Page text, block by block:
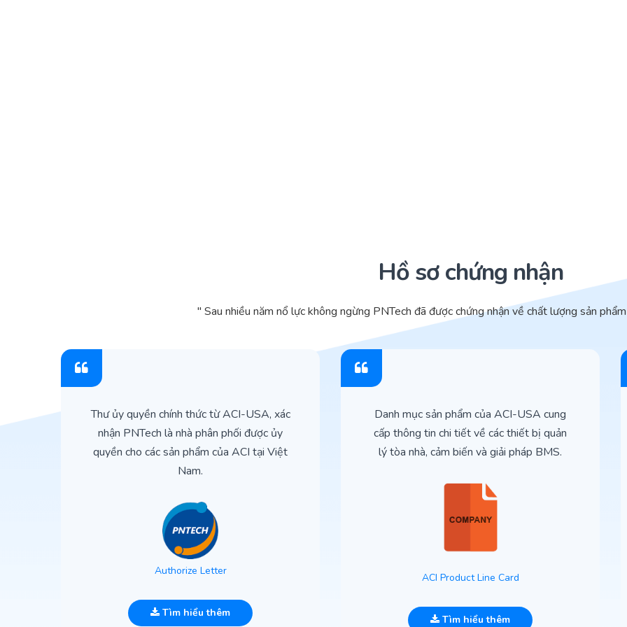
Hồ sơ chứng nhận
" Sau nhiều năm nổ lực không ngừng PNTech đã được chứng nhận về chất lượng sản
Thư ủy quyền chính thức từ ACI-USA, xác
nhận PNTech là nhà phân phối được ủy
quyền cho các sản phẩm của ACI tại Việt
Nam.
Authorize Letter
Tìm hiểu thêm
Danh mục sản phẩm của ACI-USA cung
cấp thông tin chi tiết về các thiết bị quản
lý tòa nhà, cảm biến và giải pháp BMS.
ACI Product Line Card
Tìm hiểu thêm